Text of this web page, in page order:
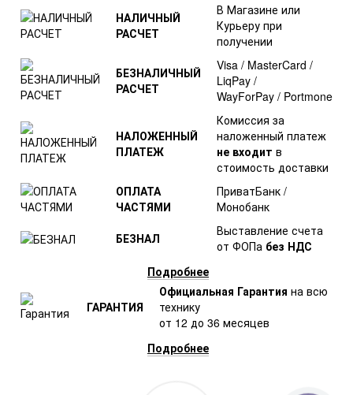
НАЛИЧНЫЙ
РАСЧЕТ
В Магазине или
Курьеру при
получении
БЕЗНАЛИЧНЫЙ
РАСЧЕТ
Visa / MasterCard /
LiqPay /
WayForPay / Portmone
НАЛОЖЕННЫЙ
ПЛАТЕЖ
Комиссия за
наложенный платеж
не входит в
стоимость доставки
ОПЛАТА
ЧАСТЯМИ
ПриватБанк /
Монобанк
БЕЗНАЛ
Выставление счета
от ФОПа без НДС
Подробнее
ГАРАНТИЯ
Официальная Гарантия на всю
технику
от 12 до 36 месяцев
Подробнее